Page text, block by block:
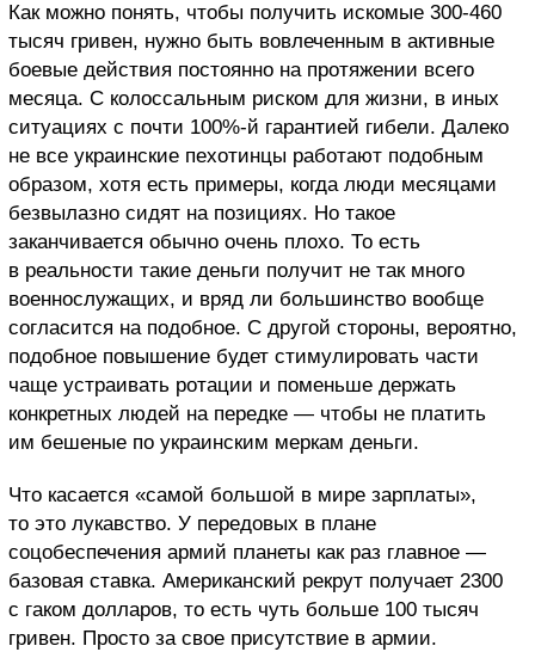
Как можно понять, чтобы получить искомые 300-460
тысяч гривен, нужно быть вовлеченным в активные
боевые действия постоянно на протяжении всего
месяца. С колоссальным риском для жизни, в иных
ситуациях с почти 100%-й гарантией гибели. Далеко
не все украинские пехотинцы работают подобным
образом, хотя есть примеры, когда люди месяцами
безвылазно сидят на позициях. Но такое
заканчивается обычно очень плохо. То есть
в реальности такие деньги получит не так много
военнослужащих, и вряд ли большинство вообще
согласится на подобное. С другой стороны, вероятно,
подобное повышение будет стимулировать части
чаще устраивать ротации и поменьше держать
конкретных людей на передке — чтобы не платить
им бешеные по украинским меркам деньги.
Что касается «самой большой в мире зарплаты»,
то это лукавство. У передовых в плане
соцобеспечения армий планеты как раз главное —
базовая ставка. Американский рекрут получает 2300
с гаком долларов, то есть чуть больше 100 тысяч
гривен. Просто за свое присутствие в армии.